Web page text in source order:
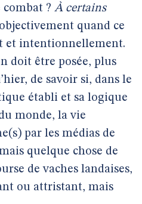
combat ? À certains
quand ce
et intentionnellement.
doit être posée, plus
de savoir si, dans le
établi et sa logique
monde, la vie
par les médias de
quelque chose de
de vaches landaises,
ou attristant, mais